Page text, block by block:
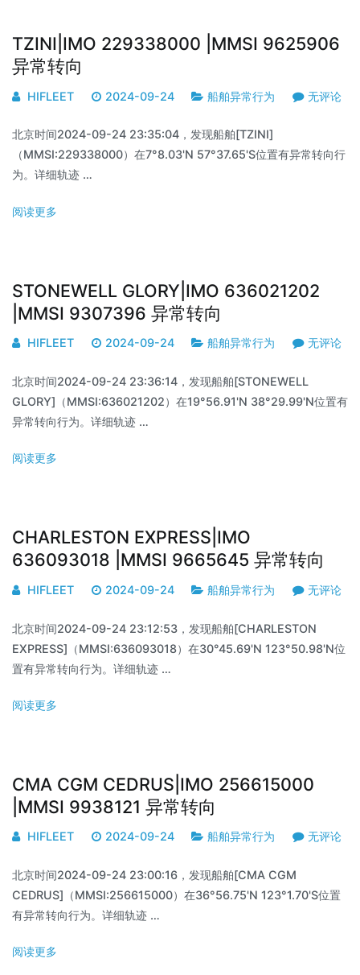
TZINI|IMO 229338000 |MMSI 9625906
异常转向
HIFLEET 2024-09-24 船舶异常行为 无评论
北京时间2024-09-24 23:35:04，发现船舶[TZINI]
（MMSI:229338000）在7°8.03'N 57°37.65'S位置有异常转向行
为。详细轨迹 …
阅读更多
STONEWELL GLORY|IMO 636021202
|MMSI 9307396 异常转向
HIFLEET 2024-09-24 船舶异常行为 无评论
北京时间2024-09-24 23:36:14，发现船舶[STONEWELL
GLORY]（MMSI:636021202）在19°56.91'N 38°29.99'N位置有
异常转向行为。详细轨迹 …
阅读更多
CHARLESTON EXPRESS|IMO
636093018 |MMSI 9665645 异常转向
HIFLEET 2024-09-24 船舶异常行为 无评论
北京时间2024-09-24 23:12:53，发现船舶[CHARLESTON
EXPRESS]（MMSI:636093018）在30°45.69'N 123°50.98'N位
置有异常转向行为。详细轨迹 …
阅读更多
CMA CGM CEDRUS|IMO 256615000
|MMSI 9938121 异常转向
HIFLEET 2024-09-24 船舶异常行为 无评论
北京时间2024-09-24 23:00:16，发现船舶[CMA CGM
CEDRUS]（MMSI:256615000）在36°56.75'N 123°1.70'S位置
有异常转向行为。详细轨迹 …
阅读更多